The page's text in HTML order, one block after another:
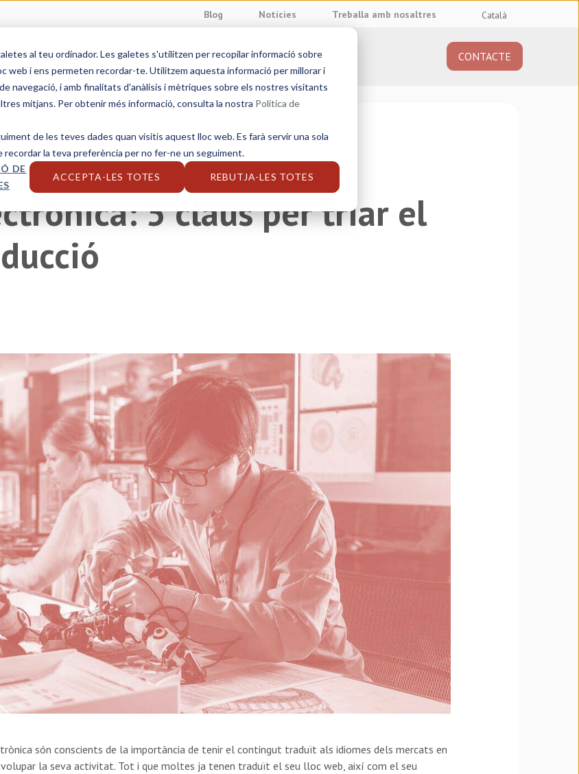
al teu ordinador. Les galetes s'utilitzen per recopilar informació sobre
web i ens permeten recordar-te. Utilitzem aquesta informació per millorar i
navegació, i amb finalitats d'anàlisis i mètriques sobre els nostres visitants
mitjans. Per obtenir més informació, consulta la nostra Política de
de les teves dades quan visitis aquest lloc web. Es farà servir una sola
recordar la teva preferència per no fer-ne un seguiment.
DE
ACCEPTA-LES TOTES REBUTJA-LES TOTES
Blog Notícies Treballa amb nosaltres Català
lingüístics Sectors Solucions Sobre nosaltres CONTACTE
5 claus per triar el
són conscients de la importància de tenir el contingut traduït als idiomes dels mercats en
la seva activitat. Tot i que moltes ja tenen traduït el seu lloc web, així com el seu